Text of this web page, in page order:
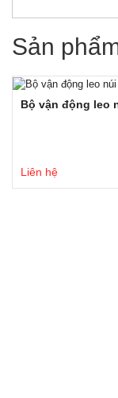
Sản
Bộ vận động leo
Liên hệ